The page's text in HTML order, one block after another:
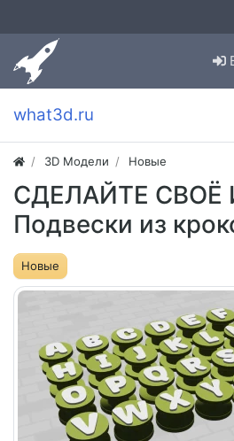
what3d.ru
3D Модели Новые
СДЕЛАЙТЕ СВОЁ
Подвески из
Новые